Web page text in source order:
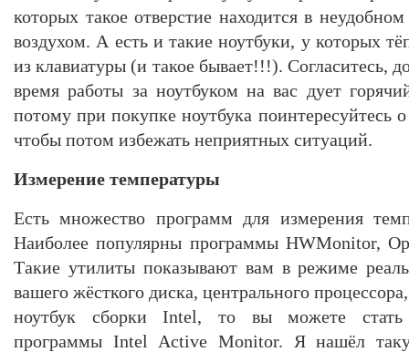
которых такое отверстие находится в
воздухом. А есть и такие ноутбуки, у которых
из клавиатуры (и такое бывает!!!). Согласитесь,
время работы за ноутбуком на вас дует
потому при покупке ноутбука поинтересуйтесь
чтобы потом избежать неприятных ситуаций.
Измерение температуры
Есть множество программ для измерения
Наиболее популярны программы HWMonitor,
Такие утилиты показывают вам в режиме
вашего жёсткого диска, центрального
ноутбук сборки Intel, то вы можете стать
программы Intel Active Monitor. Я нашёл